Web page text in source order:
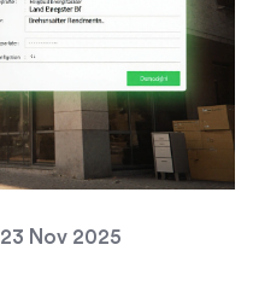
23 Nov 2025